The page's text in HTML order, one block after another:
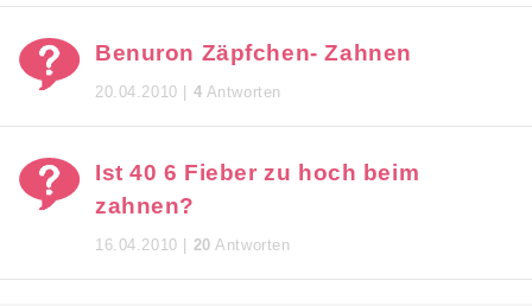
Benuron Zäpfchen- Zahnen
20.04.2010 | 4 Antworten
Ist 40 6 Fieber zu hoch beim
zahnen?
16.04.2010 | 20 Antworten